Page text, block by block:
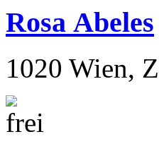
Rosa Abeles
1020 Wien,